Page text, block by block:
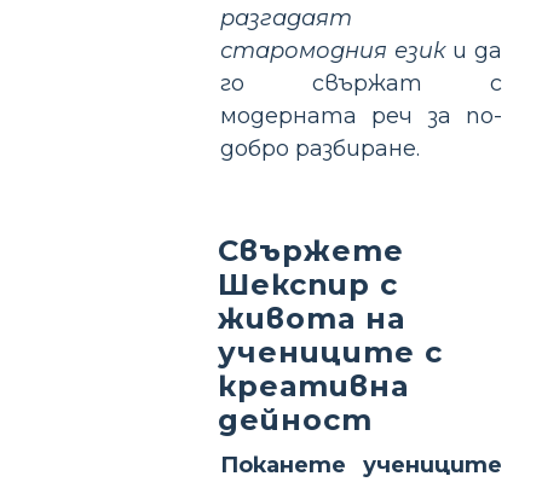
разгадаят
старомодния езики да
го свържат с
модерната реч за по-
добро разбиране.
Свържете
Шекспир с
живота на
учениците с
креативна
дейност
Поканете учениците